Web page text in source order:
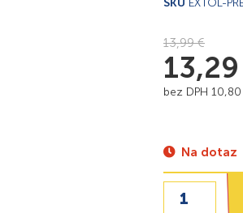
SKU EXTOL-
13,99€
13,29
bez DPH 10,80
Na dotaz